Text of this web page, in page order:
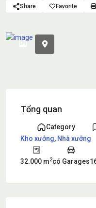
Share Favorite
Tổng quan
Category
Kho xưởng, Nhà xưởng
32.000 m2có Garages